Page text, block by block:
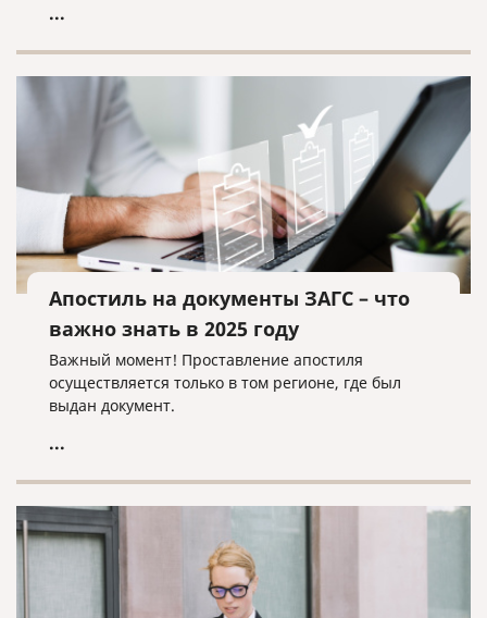
...
Апостиль на документы ЗАГС – что
важно знать в 2025 году
Важный момент! Проставление апостиля
осуществляется только в том регионе, где был
выдан документ.
...